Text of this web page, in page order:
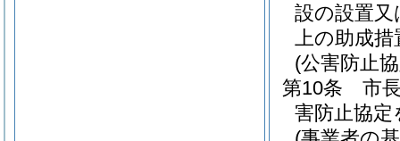
設の設置
上の助成
(公害防止
第10条
市
害防止協